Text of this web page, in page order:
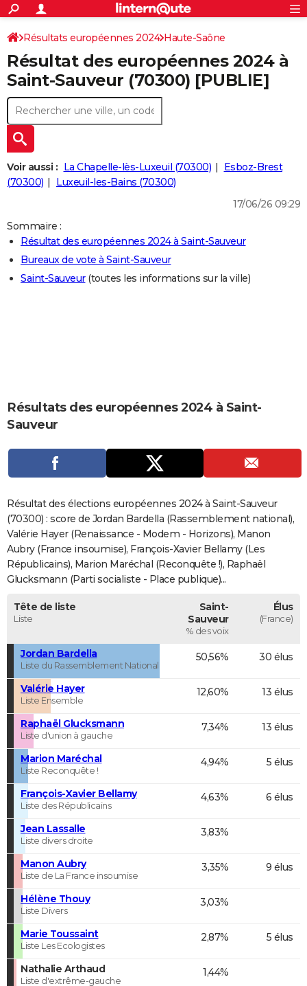
ACTUALITÉS
Politique
Société
Faits Divers
Education
Monde
Villes
+
SPORT
Coupe du monde 2026
Football
Tennis
Cyclisme
Rugby
Forum
CULTURE
Programme TV
TNT
Streaming
Cinéma
Sorties cinéma
Musique
+
FINANCE
Retraite
Impôts
Epargne
Immobilier
Risques naturels par ville
Banque
Assurance
Crédit
AUTO
Essais
Réserver un essai
Citadines
Berlines
SUV
Forum auto
+
HIGH-TECH
Mobiles
Meilleur smartphone
Internet
Ordinateurs
Jeux vidéo
Guide high-tech
+
BRICOLAGE
Guides de France
Escapades
Patrimoine
Expositions
Musées
Week-end nature
LIFESTYLE
Art de vivre
Bien-être
Loisirs
Mode
Modes de vie
CARTE DE VOEUX
Carte de Noël
Carte Bonne année
Carte Saint-Valentin
Carte Pâques
Carte d'anniversaire
Dictionnaire
Biographies
Expressions
Proverbes
PROGRAMME TV
S'inscrire
Se connecter
Lycées
Collèges
Primaires
Universités
Entreprises
Service militaire
Avis de recherche
AVIS DE DÉCÈS
FORUM
Bricolage
Lifestyle
Culture
SportAuto
Television
Voyage
Cinema
S'inscrire
Connexion
Résultats européennes 2024 Haute-Saône
Résultat des européennes 2024 à
Saint-Sauveur (70300) [PUBLIE]
Voir aussi : La Chapelle-lès-Luxeuil (70300)
Esboz-Brest
(70300)
Luxeuil-les-Bains (70300)
17/06/26 09:29
Sommaire :
Résultat des européennes 2024 à Saint-Sauveur
Bureaux de vote à Saint-Sauveur
Saint-Sauveur(toutes les informations sur la ville)
Résultats des européennes 2024 à Saint-
Sauveur
Résultat des élections européennes 2024 à Saint-Sauveur
(70300) : score de Jordan Bardella (Rassemblement national),
Valérie Hayer (Renaissance - Modem - Horizons), Manon
Aubry (France insoumise), François-Xavier Bellamy (Les
Républicains), Marion Maréchal (Reconquête !), Raphaël
Glucksmann (Parti socialiste - Place publique)...
Tête de liste
Liste
Saint-
Sauveur
% des voix
Élus
(France)
Jordan Bardella
Liste du Rassemblement National
50,56% 30 élus
Valérie Hayer
Liste Ensemble
12,60% 13 élus
Raphaël Glucksmann
Liste d'union à gauche
7,34% 13 élus
Marion Maréchal
Liste Reconquête !
4,94% 5 élus
François-Xavier Bellamy
Liste des Républicains
4,63% 6 élus
Jean Lassalle
Liste divers droite
3,83%
Manon Aubry
Liste de La France insoumise
3,35% 9 élus
Hélène Thouy
Liste Divers
3,03%
Marie Toussaint
Liste Les Ecologistes
2,87% 5 élus
Nathalie Arthaud
Liste d'extrême-gauche
1,44%